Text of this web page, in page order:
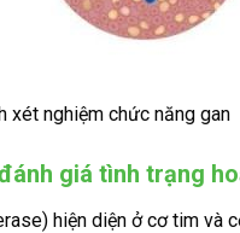
xét nghiệm chức năng gan
giá tình trạng
hiện diện ở cơ tim và